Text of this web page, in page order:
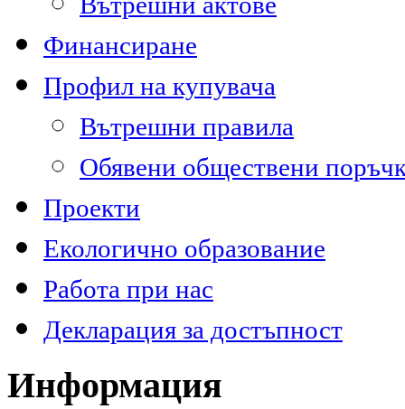
Финансиране
Профил на купувача
Вътрешни правила
Обявени обществени
Проекти
Екологично образование
Работа при нас
Декларация за достъпност
Информация